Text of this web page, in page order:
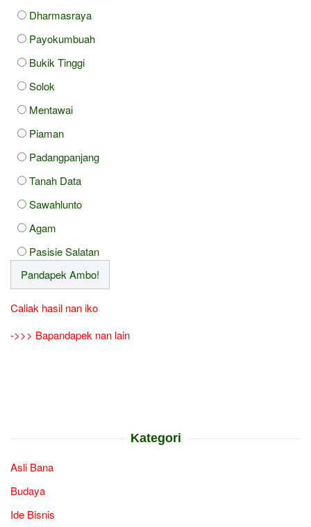
Dharmasraya
Payokumbuah
Bukik Tinggi
Solok
Mentawai
Piaman
Padangpanjang
Tanah Data
Sawahlunto
Agam
Pasisie Salatan
Caliak hasil nan iko
->>> Bapandapek nan lain
Kategori
Asli Bana
Budaya
Ide Bisnis